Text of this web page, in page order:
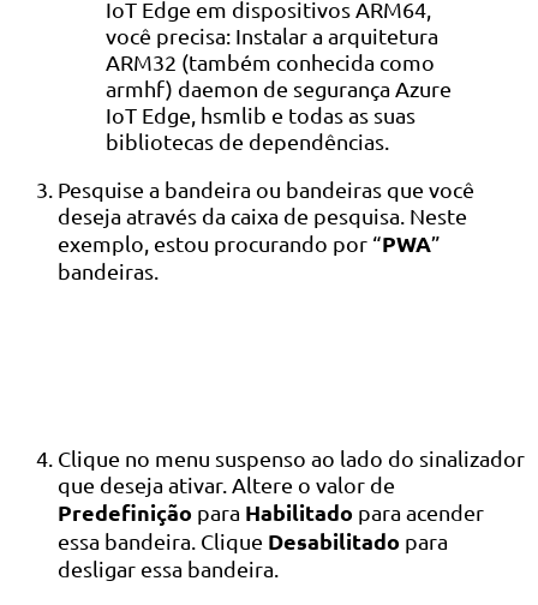
IoT Edge em dispositivos ARM64,
você precisa: Instalar a arquitetura
ARM32 (também conhecida como
armhf) daemon de segurança Azure
IoT Edge, hsmlib e todas as suas
bibliotecas de dependências.
Pesquise a bandeira ou bandeiras que você
deseja através da caixa de pesquisa. Neste
exemplo, estou procurando por “PWA”
bandeiras.
Clique no menu suspenso ao lado do sinalizador
que deseja ativar. Altere o valor de
Predefinição para Habilitado para acender
essa bandeira. Clique Desabilitado para
desligar essa bandeira.